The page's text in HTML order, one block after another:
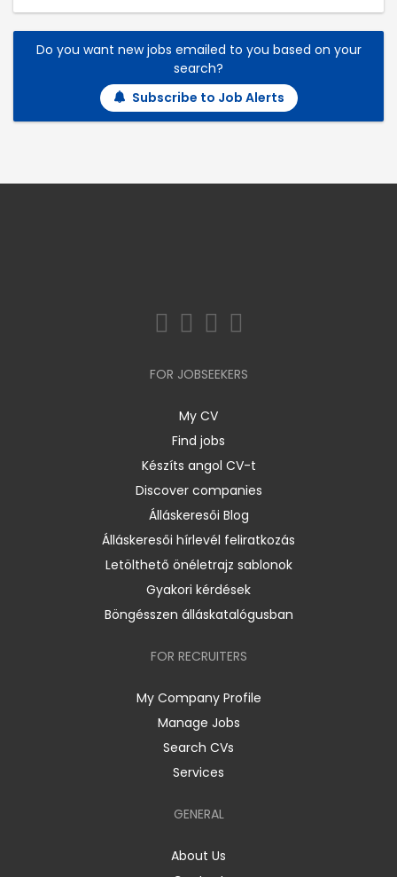
Do you want new jobs emailed to you based on your
search?
Subscribe to Job Alerts
FOR JOBSEEKERS
My CV
Find jobs
Készíts angol CV-t
Discover companies
Álláskeresői Blog
Álláskeresői hírlevél feliratkozás
Letölthető önéletrajz sablonok
Gyakori kérdések
Böngésszen álláskatalógusban
FOR RECRUITERS
My Company Profile
Manage Jobs
Search CVs
Services
GENERAL
About Us